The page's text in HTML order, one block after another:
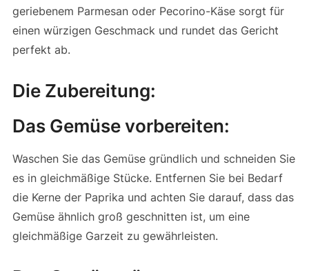
geriebenem Parmesan oder Pecorino-Käse sorgt für
einen würzigen Geschmack und rundet das Gericht
perfekt ab.
Die Zubereitung:
Das Gemüse vorbereiten:
Waschen Sie das Gemüse gründlich und schneiden Sie
es in gleichmäßige Stücke. Entfernen Sie bei Bedarf
die Kerne der Paprika und achten Sie darauf, dass das
Gemüse ähnlich groß geschnitten ist, um eine
gleichmäßige Garzeit zu gewährleisten.